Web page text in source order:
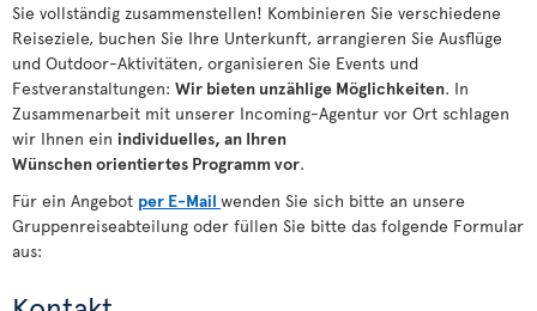
Sie vollständig zusammenstellen! Kombinieren Sie verschiedene
Reiseziele, buchen Sie Ihre Unterkunft, arrangieren Sie Ausflüge
und Outdoor-Aktivitäten, organisieren Sie Events und
Festveranstaltungen: Wir bieten unzählige Möglichkeiten. In
Zusammenarbeit mit unserer Incoming-Agentur vor Ort schlagen
wir Ihnen ein individuelles, an Ihren
Wünschenorientiertes Programm vor.
Für ein Angebot per E-Mail wenden Sie sich bitte an unsere
Gruppenreiseabteilung oder füllen Sie bitte das folgende Formular
aus: